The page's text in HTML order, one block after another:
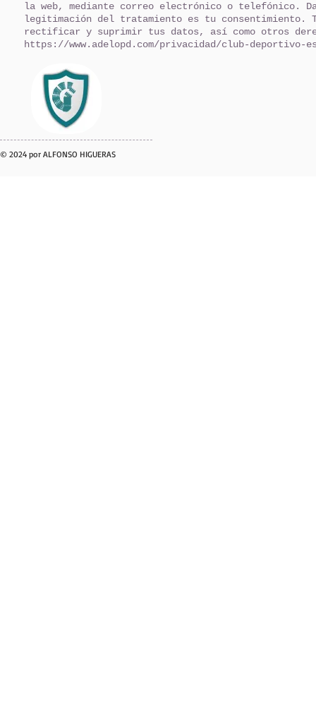
la web, mediante correo electrónico o telefónico.
legitimación del tratamiento es tu consentimiento.
rectificar y suprimir tus datos, así como otros
https://www.adelopd.com/privacidad/club-deportivo-
© 2024 por ALFONSO HIGUERAS